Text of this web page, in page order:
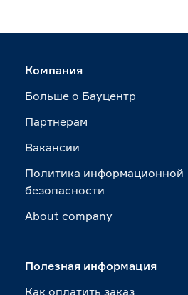
Компания
Больше о Бауцентр
Партнерам
Вакансии
Политика информационной
безопасности
About сompany
Полезная информация
Как оплатить заказ